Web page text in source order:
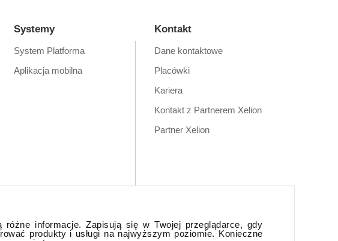
informacje. Zapisują się w Twojej przeglądarce, gdy
produkty i usługi na najwyższym poziomie. Konieczne
Systemy
System Platforma
Aplikacja mobilna
Kontakt
Dane kontaktowe
Placówki
Kariera
Kontakt z Partnerem Xelion
Partner Xelion